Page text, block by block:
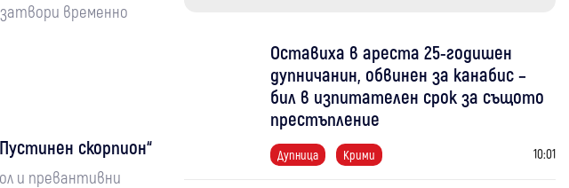
временно
скорпион“
и превантивни
Оставиха в ареста 25-годишен
дупничанин, обвинен за канабис –
бил в изпитателен срок за същото
престъпление
Дупница Крими 10:01